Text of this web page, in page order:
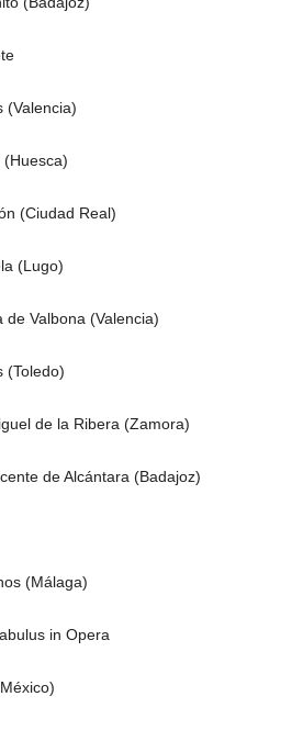
(Valencia)
(Ciudad Real)
(Lugo)
Valbona (Valencia)
(Toledo)
de la Ribera (Zamora)
de Alcántara (Badajoz)
(Málaga)
in Opera